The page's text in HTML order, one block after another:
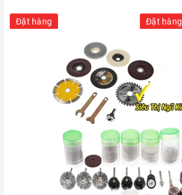
Đặt hàng Đặt hàng